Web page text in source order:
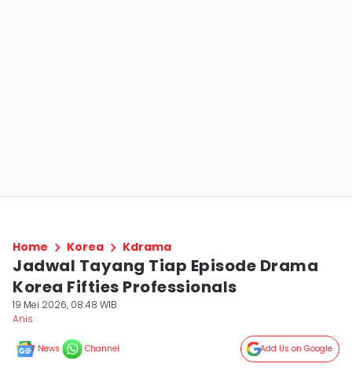
Home Korea Kdrama
Jadwal Tayang Tiap Episode Drama
Korea Fifties Professionals
19 Mei 2026, 08:48 WIB
Anis
News Channel Add Us on Google